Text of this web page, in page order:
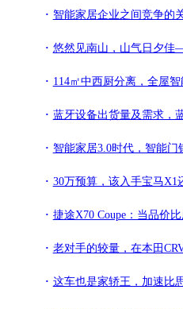
智能家居企业之间竞争的关键
悠然见南山，山气日夕佳—金隅大成·南山郡皇创智
114㎡中西厨分离，全屋智能家居，孩子还
蓝牙设备出货量及需求，蓝牙技术在智能家居领
智能家居3.0时代，智能门锁市场监
30万预算，该入手宝马X1还是凯迪拉克XT4？了解
捷途X70 Coupe：当品价比成为共识，个性定制或
老对手的较量，在本田CRV、大众途观和别克昂科
这车也是家轿王，加速比思域快，油耗4毛仅6w起，今